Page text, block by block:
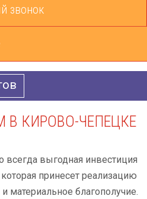
звонок
В КИРОВО-ЧЕПЕЦКЕ
всегда выгодная инвестиция
принесет реализацию
материальное благополучие.